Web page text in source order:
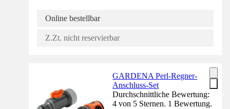
Online bestellbar
Z.Zt. nicht reservierbar
GARDENA Perl-Regner-
Anschluss-Set
Durchschnittliche Bewertung:
4 von 5 Sternen. 1 Bewertung.